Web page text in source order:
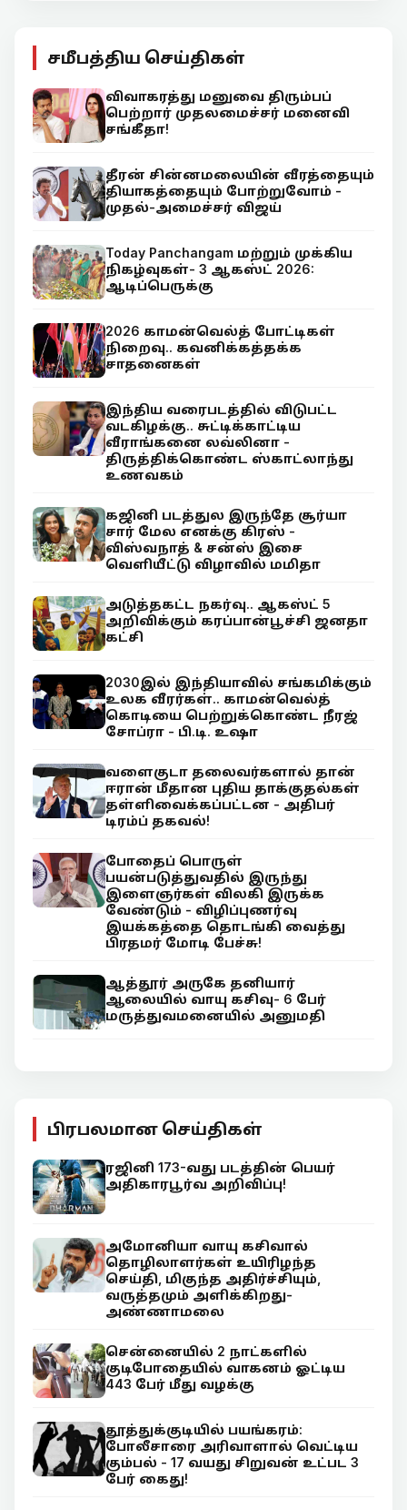
சமீபத்திய செய்திகள்
விவாகரத்து மனுவை திரும்பப்
பெற்றார் முதலமைச்சர் மனைவி
சங்கீதா!
தீரன் சின்னமலையின் வீரத்தையும்
தியாகத்தையும் போற்றுவோம் -
முதல்-அமைச்சர் விஜய்
Today Panchangam மற்றும் முக்கிய
நிகழ்வுகள்- 3 ஆகஸ்ட் 2026:
ஆடிப்பெருக்கு
2026 காமன்வெல்த் போட்டிகள்
நிறைவு.. கவனிக்கத்தக்க
சாதனைகள்
இந்திய வரைபடத்தில் விடுபட்ட
வடகிழக்கு.. சுட்டிக்காட்டிய
வீராங்கனை லவ்லினா -
திருத்திக்கொண்ட ஸ்காட்லாந்து
உணவகம்
கஜினி படத்துல இருந்தே சூர்யா
சார் மேல எனக்கு கிரஸ் -
விஸ்வநாத் & சன்ஸ் இசை
வெளியீட்டு விழாவில் மமிதா
அடுத்தகட்ட நகர்வு.. ஆகஸ்ட் 5
அறிவிக்கும் கரப்பான்பூச்சி ஜனதா
கட்சி
2030இல் இந்தியாவில் சங்கமிக்கும்
உலக வீரர்கள்.. காமன்வெல்த்
கொடியை பெற்றுக்கொண்ட நீரஜ்
சோப்ரா - பி.டி. உஷா
வளைகுடா தலைவர்களால் தான்
ஈரான் மீதான புதிய தாக்குதல்கள்
தள்ளிவைக்கப்பட்டன - அதிபர்
டிரம்ப் தகவல்!
போதைப் பொருள்
பயன்படுத்துவதில் இருந்து
இளைஞர்கள் விலகி இருக்க
வேண்டும் - விழிப்புணர்வு
இயக்கத்தை தொடங்கி வைத்து
பிரதமர் மோடி பேச்சு!
ஆத்தூர் அருகே தனியார்
ஆலையில் வாயு கசிவு- 6 பேர்
மருத்துவமனையில் அனுமதி
பிரபலமான செய்திகள்
ரஜினி 173-வது படத்தின் பெயர்
அதிகாரபூர்வ அறிவிப்பு!
அமோனியா வாயு கசிவால்
தொழிலாளர்கள் உயிரிழந்த
செய்தி, மிகுந்த அதிர்ச்சியும்,
வருத்தமும் அளிக்கிறது-
அண்ணாமலை
சென்னையில் 2 நாட்களில்
குடிபோதையில் வாகனம் ஓட்டிய
443 பேர் மீது வழக்கு
தூத்துக்குடியில் பயங்கரம்:
போலீசாரை அரிவாளால் வெட்டிய
கும்பல் - 17 வயது சிறுவன் உட்பட 3
பேர் கைது!